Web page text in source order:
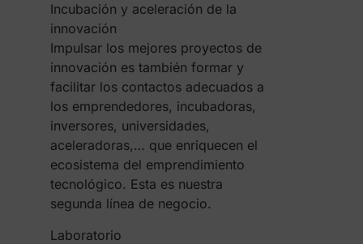
Incubación y aceleración de la
innovación
Impulsar los mejores proyectos de
innovación es también formar y
facilitar los contactos adecuados a
los emprendedores, incubadoras,
inversores, universidades,
aceleradoras,… que enriquecen el
ecosistema del emprendimiento
tecnológico. Esta es nuestra
segunda línea de negocio.
Laboratorio